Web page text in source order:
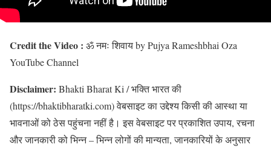
Credit the Video : ॐ नमः शिवाय by Pujya Rameshbhai Oza
YouTube Channel
Disclaimer: Bhakti Bharat Ki / भक्ति भारत की
(https://bhaktibharatki.com) वेबसाइट का उद्देश्य किसी की आस्था या
भावनाओं को ठेस पहुंचना नहीं है। इस वेबसाइट पर प्रकाशित उपाय, रचना
और जानकारी को भिन्न – भिन्न लोगों की मान्यता, जानकारियों के अनुसार